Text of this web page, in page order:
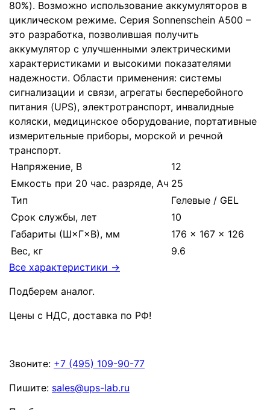
80%). Возможно использование аккумуляторов в
циклическом режиме. Серия Sonnenschein А500 –
это разработка, позволившая получить
аккумулятор с улучшенными электрическими
характеристиками и высокими показателями
надежности. Области применения: системы
сигнализации и связи, агрегаты бесперебойного
питания (UPS), электротранспорт, инвалидные
коляски, медицинское оборудование, портативные
измерительные приборы, морской и речной
транспорт.
Напряжение, В
12
Емкость при 20 час. разряде, Ач 25
Тип
Гелевые / GEL
Срок службы, лет
10
Габариты (Ш×Г×В), мм
176 × 167 × 126
Вес, кг
9.6
Все характеристики →
Подберем аналог.
Цены с НДС, доставка по РФ!
Звоните: +7 (495) 109-90-77
Пишите: sales@ups-lab.ru